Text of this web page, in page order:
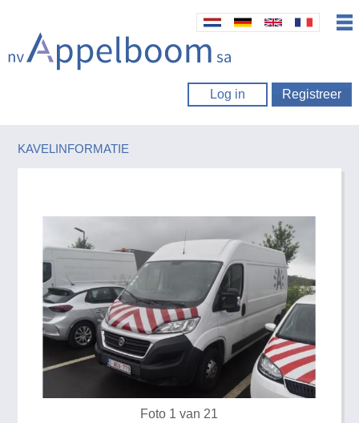
Log in Registreer
KAVELINFORMATIE
Foto 1 van 21